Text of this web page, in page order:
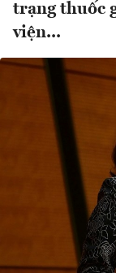
trạng thuốc
viện...